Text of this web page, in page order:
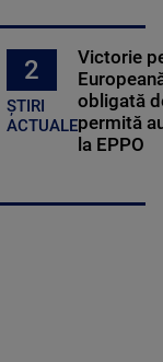
2
ȘTIRI
ACTUALE
Victorie
obligată
permită
la EPPO